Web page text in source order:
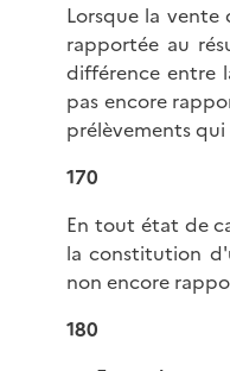
Lorsque la
rapportée au
différence entre
pas encore
prélèvements
170
En tout état de
la constitution
non encore
180